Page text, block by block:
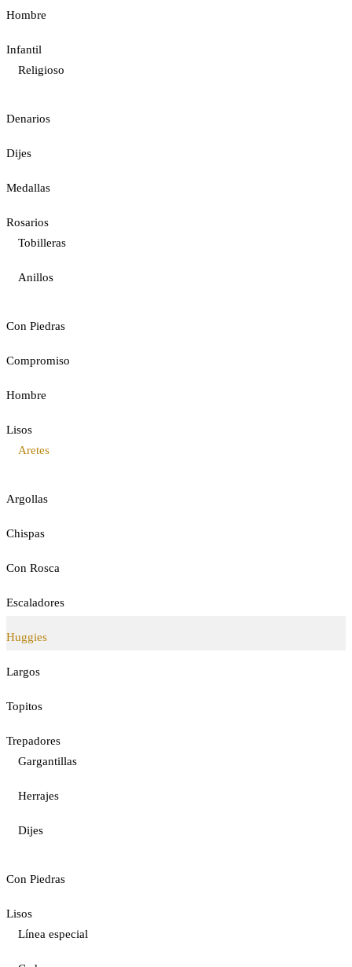
Hombre
Infantil
Religioso
Denarios
Dijes
Medallas
Rosarios
Tobilleras
Anillos
Con Piedras
Compromiso
Hombre
Lisos
Aretes
Argollas
Chispas
Con Rosca
Escaladores
Huggies
Largos
Topitos
Trepadores
Gargantillas
Herrajes
Dijes
Con Piedras
Lisos
Línea especial